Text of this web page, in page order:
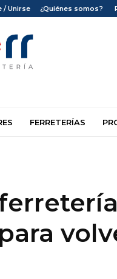
/ Unirse ¿Quiénes somos?
FERRETERÍAS